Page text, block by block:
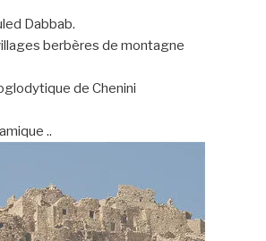
Dabbab.
berbères de montagne
de Chenini
..